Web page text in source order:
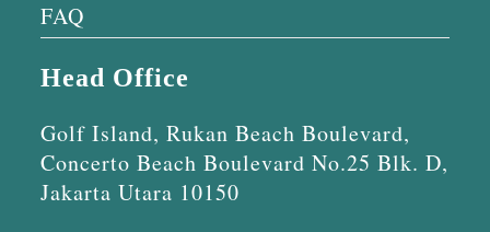
FAQ
Head Office
Golf Island, Rukan Beach Boulevard,
Concerto Beach Boulevard No.25 Blk. D,
Jakarta Utara 10150